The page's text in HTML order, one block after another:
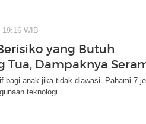
19:16 WIB
yang Butuh
Tua, Dampaknya
bagi anak jika tidak diawasi. Pahami 7
teknologi.